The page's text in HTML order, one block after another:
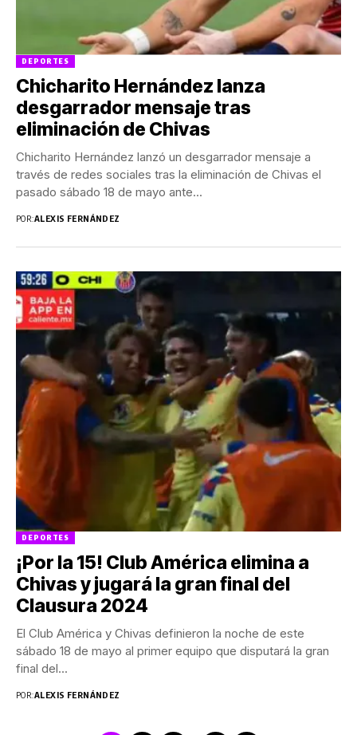
DEPORTES
Chicharito Hernández lanza
desgarrador mensaje tras
eliminación de Chivas
Chicharito Hernández lanzó un desgarrador mensaje a
través de redes sociales tras la eliminación de Chivas el
pasado sábado 18 de mayo ante...
POR:ALEXIS FERNÁNDEZ
DEPORTES
¡Por la 15! Club América elimina a
Chivas y jugará la gran final del
Clausura 2024
El Club América y Chivas definieron la noche de este
sábado 18 de mayo al primer equipo que disputará la gran
final del...
POR:ALEXIS FERNÁNDEZ